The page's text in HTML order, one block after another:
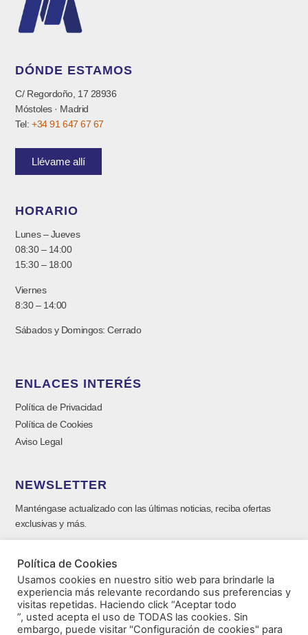
DÓNDE ESTAMOS
C/ Regordoño, 17 28936
Móstoles · Madrid
Tel:+34 91 647 67 67
Llévame allí
HORARIO
Lunes – Jueves
08:30 – 14:00
15:30 – 18:00
Viernes
8:30 – 14:00
Sábados y Domingos: Cerrado
ENLACES INTERÉS
Política de Privacidad
Política de Cookies
Aviso Legal
NEWSLETTER
Manténgase actualizado con las últimas noticias, reciba ofertas
exclusivas y más.
Política de Cookies
Usamos cookies en nuestro sitio web para brindarle la
experiencia más relevante recordando sus preferencias y
visitas repetidas. Haciendo click “Aceptar todo
”, usted acepta el uso de TODAS las cookies. Sin
embargo, puede visitar "Configuración de cookies" para